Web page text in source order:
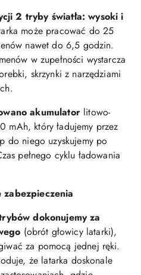
2 tryby światła: wysoki i
może pracować do 25
nawet do 6,5 godzin.
w zupełności wystarcza
skrzynki z narzędziami
akumulator litowo-
mAh, który ładujemy przez
do niego uzyskujemy po
pełnego cyklu ładowania
zabezpieczenia
dokonujemy za
(obrót głowicy latarki),
za pomocą jednej ręki.
że latarka doskonale